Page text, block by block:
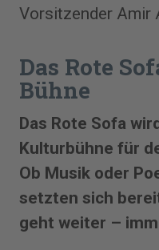
Vorsitzender Amir
Das Rote
Bühne
Das Rote Sofa
Kulturbühne für
Ob Musik oder
setzten sich
geht weiter –